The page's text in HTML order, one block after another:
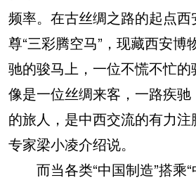
频率。在古丝绸之路的起点
尊“三彩腾空马”，现藏西安博
驰的骏马上，一位不慌不忙的
像是一位丝绸来客，一路疾
的旅人，是中西交流的有力注
专家梁小凌介绍说。
而当各类“中国制造”搭乘“